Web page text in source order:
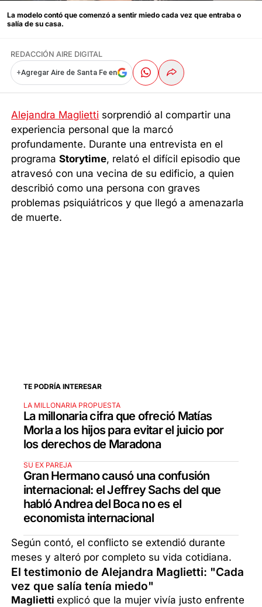
La modelo contó que comenzó a sentir miedo cada vez que entraba o
salía de su casa.
REDACCIÓN AIRE DIGITAL
+Agregar Aire de Santa Fe en
Alejandra Maglietti sorprendió al compartir una
experiencia personal que la marcó
profundamente. Durante una entrevista en el
programaStorytime, relató el difícil episodio que
atravesó con una vecina de su edificio, a quien
describió como una persona con graves
problemas psiquiátricos y que llegó a amenazarla
de muerte.
TE PODRÍA INTERESAR
LA MILLONARIA PROPUESTA
La millonaria cifra que ofreció Matías
Morla a los hijos para evitar el juicio por
los derechos de Maradona
SU EX PAREJA
Gran Hermano causó una confusión
internacional: el Jeffrey Sachs del que
habló Andrea del Boca no es el
economista internacional
Según contó, el conflicto se extendió durante
meses y alteró por completo su vida cotidiana.
El testimonio de Alejandra Maglietti: "Cada
vez que salía tenía miedo"
Magliettiexplicó que la mujer vivía justo enfrente